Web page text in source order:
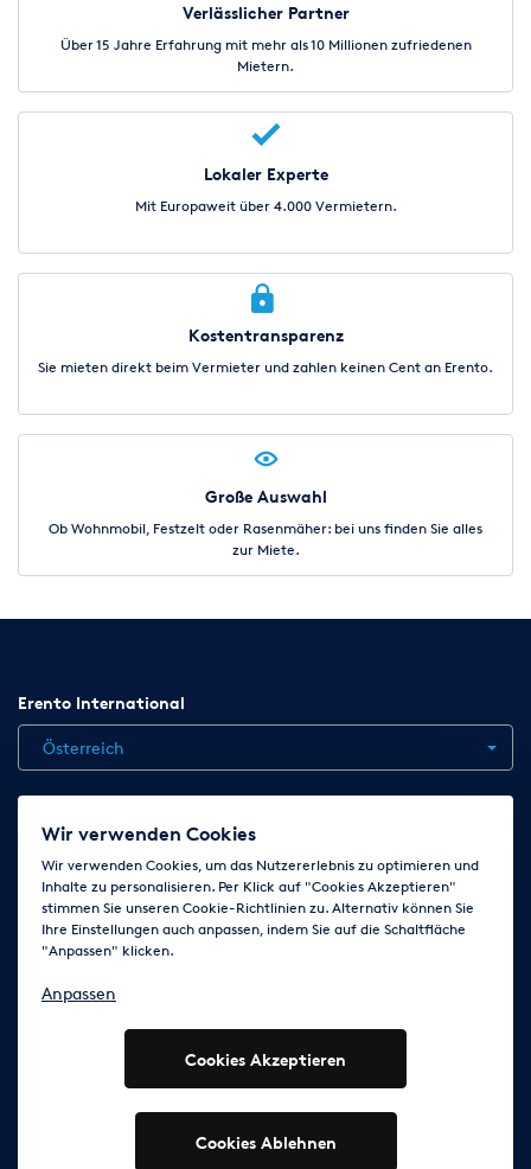
Verlässlicher Partner
Über 15 Jahre Erfahrung mit mehr als 10 Millionen zufriedenen
Mietern.
Lokaler Experte
Mit Europaweit über 4.000 Vermietern.
Kostentransparenz
Sie mieten direkt beim Vermieter und zahlen keinen Cent an Erento.
Große Auswahl
Ob Wohnmobil, Festzelt oder Rasenmäher: bei uns finden Sie alles
zur Miete.
Erento International
Österreich
Jobs Kontakt News
AGB
Impressum Cookie-Einstellungen ändern
Folge uns auf
© 2003 - 2026 Erento Campanda GmbH - Alle Rechte
vorbehalten
Ausgewiesene Marken gehören den jeweiligen Eigentümern.
Wir verwenden Cookies
Wir verwenden Cookies, um das Nutzererlebnis zu optimieren und
Inhalte zu personalisieren. Per Klick auf "Cookies Akzeptieren"
stimmen Sie unseren Cookie-Richtlinien zu. Alternativ können Sie
Ihre Einstellungen auch anpassen, indem Sie auf die Schaltfläche
"Anpassen" klicken.
Anpassen
Cookies Akzeptieren
Cookies Ablehnen